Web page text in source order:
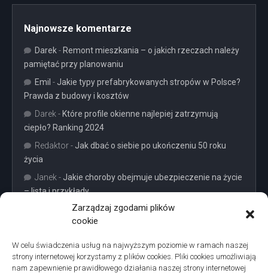
Zarządzaj zgodami plików
cookie
W celu świadczenia usług na najwyższym poziomie w ramach naszej
strony internetowej korzystamy z plików cookies. Pliki cookies umożliwiają
nam zapewnienie prawidłowego działania naszej strony internetowej
Najnowsze komentarze
Darek- Remont mieszkania – o jakich rzeczach należy
pamiętać przy planowaniu
Emil - Jakie typy prefabrykowanych stropów w Polsce?
Prawda z budowy i kosztów
Darek - Które profile okienne najlepiej zatrzymują
ciepło? Ranking 2024
Redaktor- Jak dbać o siebie po ukończeniu 50 roku
życia
Janek - Jakie choroby obejmuje ubezpieczenie na życie
– lista i przykłady
Projekty domów Podkarpacie